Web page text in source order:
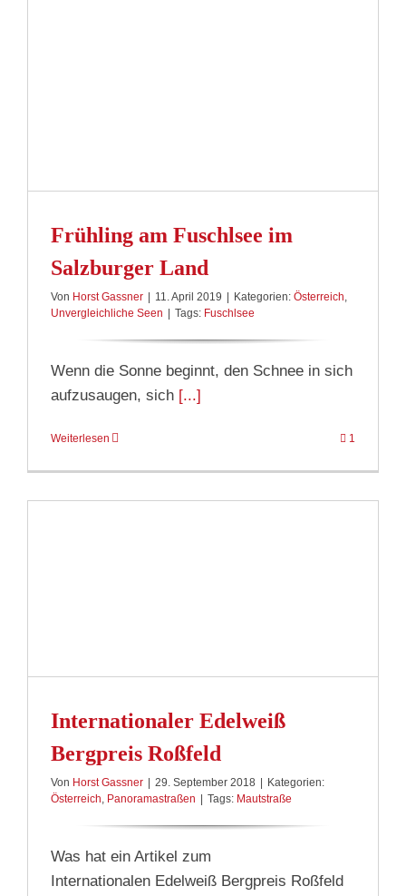
Frühling am Fuschlsee im
Salzburger Land
Von Horst Gassner 11. April 2019 Kategorien: Österreich,
Unvergleichliche Seen
Tags: Fuschlsee
Wenn die Sonne beginnt, den Schnee in sich
aufzusaugen, sich [...]
Weiterlesen 1
Internationaler Edelweiß
Bergpreis Roßfeld
Von Horst Gassner 29. September 2018
Kategorien:
Österreich, Panoramastraßen Tags: Mautstraße
Was hat ein Artikel zum
Internationalen Edelweiß Bergpreis Roßfeld